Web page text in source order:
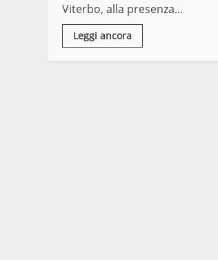
Viterbo, alla presenza...
Leggi ancora